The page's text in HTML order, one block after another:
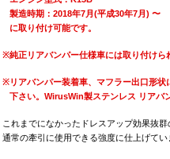
製造時期：2018年7月(平成30年7月) 〜
に取り付け可能です。
※純正リアバンパー仕様車には取り付けら
※リアバンパー装着車、マフラー出口形
下さい。WirusWin製ステンレス リアバ
これまでになかったドレスアップ効果抜
通常の牽引に使用できる強度に仕上げてい